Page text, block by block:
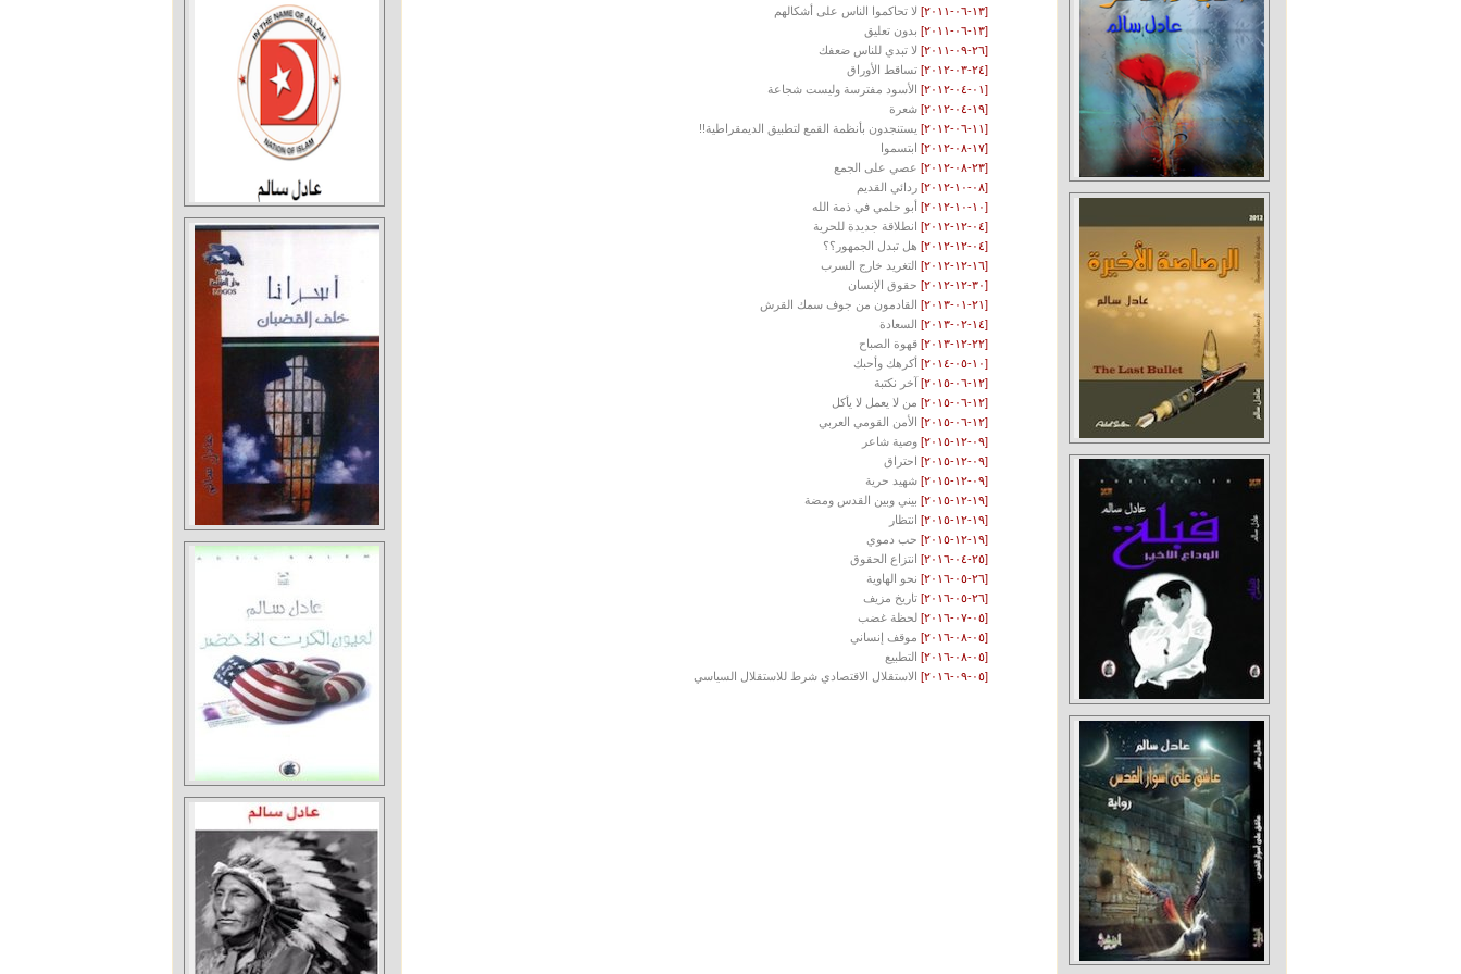
[١٣-٠٦-٢٠١١]
لا تحاكموا الناس على أشكالهم
[١٣-٠٦-٢٠١١]
بدون تعليق
[٢٦-٠٩-٢٠١١]
لا تبدي للناس ضعفك
[٢٤-٠٣-٢٠١٢]
تساقط الأوراق
[٠١-٠٤-٢٠١٢]
الأسود مفترسة وليست شجاعة
[١٩-٠٤-٢٠١٢]
شعرة
[١١-٠٦-٢٠١٢]
يستنجدون بأنظمة القمع لتطبيق الديمقراطية!!
[١٧-٠٨-٢٠١٢]
ابتسموا
[٢٣-٠٨-٢٠١٢]
عصي على الجمع
[٠٨-١٠-٢٠١٢]
ردائي القديم
[١٠-١٠-٢٠١٢]
أبو حلمي في ذمة الله
[٠٤-١٢-٢٠١٢]
انطلاقة جديدة للحرية
[٠٤-١٢-٢٠١٢]
هل تبدل الجمهور؟؟
[١٦-١٢-٢٠١٢]
التغريد خارج السرب
[٣٠-١٢-٢٠١٢]
حقوق الإنسان
[٢١-٠١-٢٠١٣]
القادمون من جوف سمك القرش
[١٤-٠٢-٢٠١٣]
السعادة
[٢٢-١٢-٢٠١٣]
قهوة الصباح
[١٠-٠٥-٢٠١٤]
أكرهك وأحبك
[١٢-٠٦-٢٠١٥]
آخر نكتبة
[١٢-٠٦-٢٠١٥]
من لا يعمل لا يأكل
[١٢-٠٦-٢٠١٥]
الأمن القومي العربي
[٠٩-١٢-٢٠١٥]
وصية شاعر
[٠٩-١٢-٢٠١٥]
احتراق
[٠٩-١٢-٢٠١٥]
شهيد حرية
[١٩-١٢-٢٠١٥]
بيني وبين القدس ومضة
[١٩-١٢-٢٠١٥]
انتظار
[١٩-١٢-٢٠١٥]
حب دموي
[٢٥-٠٤-٢٠١٦]
انتزاع الحقوق
[٢٦-٠٥-٢٠١٦]
نحو الهاوية
[٢٦-٠٥-٢٠١٦]
تاريخ مزيف
[٠٥-٠٧-٢٠١٦]
لحظة غضب
[٠٥-٠٨-٢٠١٦]
موقف إنساني
[٠٥-٠٨-٢٠١٦]
التطبيع
[٠٥-٠٩-٢٠١٦]
الاستقلال الاقتصادي شرط للاستقلال السياسي